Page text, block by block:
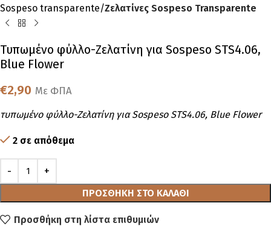
Sospeso transparente Ζελατίνες Sospeso Transparente
Τυπωμένo φύλλο-Ζελατίνη για Sospeso STS4.06,
Blue Flower
€2,90 Με ΦΠΑ
τυπωμένo φύλλο-Ζελατίνη για Sospeso STS4.06, Blue Flower
2 σε απόθεμα
ΠΡΟΣΘΉΚΗ ΣΤΟ ΚΑΛΆΘΙ
Προσθήκη στη λίστα επιθυμιών